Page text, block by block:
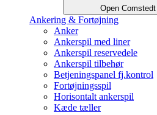
Open Comstedt
Ankering & Fortøjning
Anker
Ankerspil med liner
Ankerspil reservedele
Ankerspil tilbehør
Betjeningspanel fj.kontrol
Fortøjningsspil
Horisontalt ankerspil
Kæde tæller